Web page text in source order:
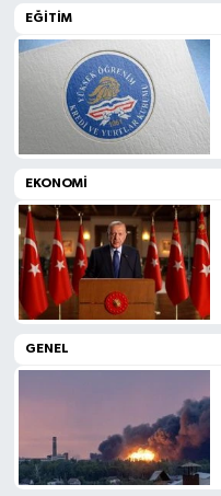
EĞITIM
EKONOMI
GENEL